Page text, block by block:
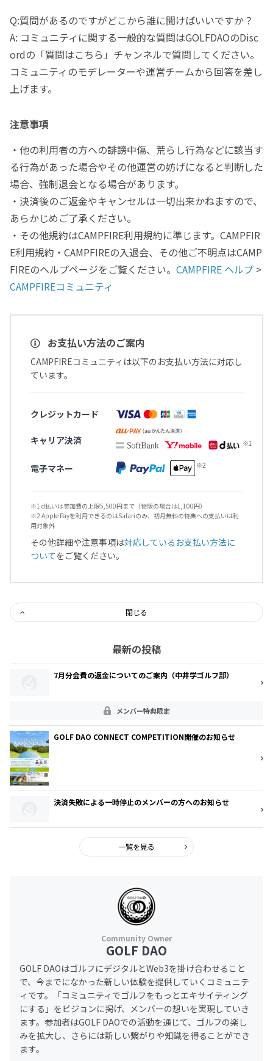
Q:質問があるのですがどこから誰に聞けばいいですか？
A: コミュニティに関する一般的な質問はGOLFDAOのDisc
ordの「質問はこちら」チャンネルで質問してください。
コミュニティのモデレーターや運営チームから回答を差し
上げます。
注意事項
・他の利用者の方への誹謗中傷、荒らし行為などに該当す
る行為があった場合やその他運営の妨げになると判断した
場合、強制退会となる場合があります。
・決済後のご返金やキャンセルは一切出来かねますので、
あらかじめご了承ください。
・その他規約はCAMPFIRE利用規約に準じます。CAMPFIR
E利用規約・CAMPFIREの入退会、その他ご不明点はCAMP
FIREのヘルプページをご覧ください。 CAMPFIRE ヘルプ >
CAMPFIREコミュニティ
お支払い方法のご案内
CAMPFIREコミュニティは以下のお支払い方法に対応し
ています。
クレジットカード
キャリア決済
電子マネー
※1 d払いは参加費の上限5,500円まで（物販の場合は1,100円）
※2 Apple Payを利用できるのはSafariのみ、初月無料の特典への支払いは利
用対象外
その他詳細や注意事項は対応しているお支払い方法に
ついてをご覧ください。
閉じる
最新の投稿
7月分会費の返金についてのご案内（中井学ゴルフ部）
メンバー特典限定
GOLF DAO CONNECT COMPETITION開催のお知らせ
決済失敗による一時停止のメンバーの方へのお知らせ
一覧を見る
GOLF DAO
GOLF DAOはゴルフにデジタルとWeb3を掛け合わせること
で、今までになかった新しい体験を提供していくコミュニテ
ィです。「コミュニティでゴルフをもっとエキサイティング
にする」をビジョンに掲げ、メンバーの想いを実現していき
ます。参加者はGOLF DAOでの活動を通じて、ゴルフの楽し
みを拡大し、さらには新しい繋がりや知識を得ることができ
ます。